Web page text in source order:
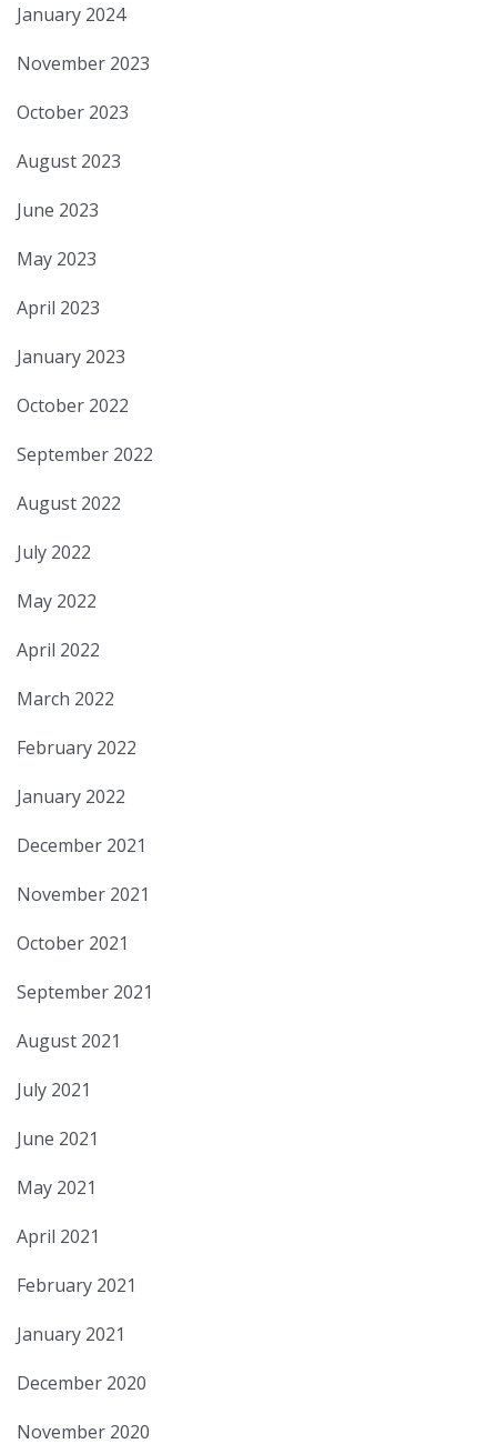
January 2024
November 2023
October 2023
August 2023
June 2023
May 2023
April 2023
January 2023
October 2022
September 2022
August 2022
July 2022
May 2022
April 2022
March 2022
February 2022
January 2022
December 2021
November 2021
October 2021
September 2021
August 2021
July 2021
June 2021
May 2021
April 2021
February 2021
January 2021
December 2020
November 2020